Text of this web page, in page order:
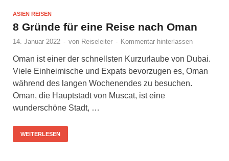
ASIEN REISEN
8 Gründe für eine Reise nach Oman
14. Januar 2022 - von Reiseleiter - Kommentar hinterlassen
Oman ist einer der schnellsten Kurzurlaube von Dubai.
Viele Einheimische und Expats bevorzugen es, Oman
während des langen Wochenendes zu besuchen.
Oman, die Hauptstadt von Muscat, ist eine
wunderschöne Stadt, …
WEITERLESEN